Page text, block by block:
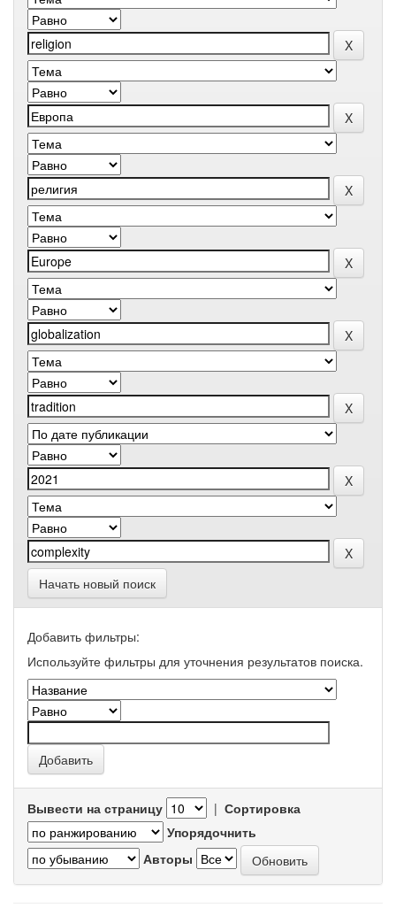
Начать новый поиск
Добавить фильтры:
Используйте фильтры для уточнения результатов поиска.
Вывести на страницу | Сортировка
Упорядочнить
Авторы